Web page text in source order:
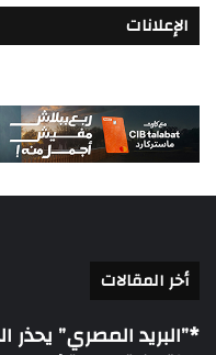
الإعلانات
أخر المقالات
*”البريد المصري”